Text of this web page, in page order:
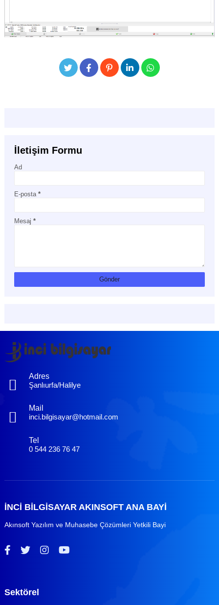
İletişim Formu
Ad
E-posta *
Mesaj *
Adres
Şanlıurfa/Halilye
Mail
inci.bilgisayar@hotmail.com
Tel
0 544 236 76 47
İNCİ BİLGİSAYAR AKINSOFT ANA BAYİ
Akınsoft Yazılım ve Muhasebe Çözümleri Yetkili Bayi
Sektörel